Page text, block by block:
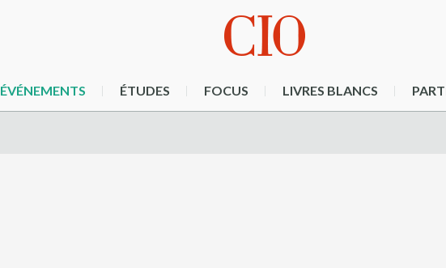
ÉVÉNEMENTS ÉTUDES FOCUS LIVRES BLANCS